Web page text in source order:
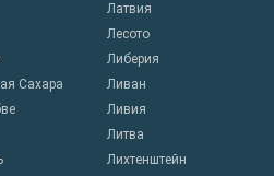
Сахара
Латвия
Лесото
Либерия
Ливан
Ливия
Литва
Лихтенштейн